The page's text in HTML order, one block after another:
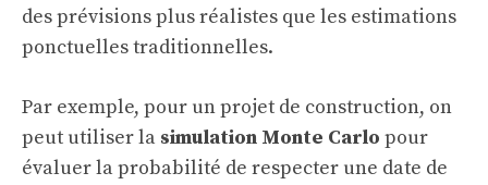
des prévisions plus réalistes que les estimations
ponctuelles traditionnelles.
Par exemple, pour un projet de construction, on
peut utiliser la simulation Monte Carlo pour
évaluer la probabilité de respecter une date de